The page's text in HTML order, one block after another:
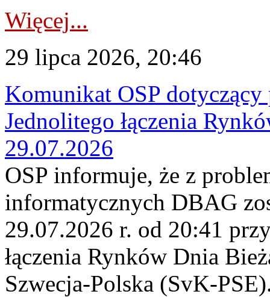
Więcej...
29 lipca 2026, 20:46
Komunikat OSP
Jednolitego łączenia
29.07.2026
OSP informuje, że z
informatycznych DBAG
29.07.2026 r. od 20:41
łączenia Rynków Dnia
Szwecja-Polska (SvK-